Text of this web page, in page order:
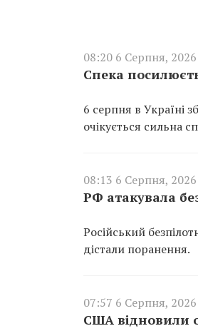
08:20 6 Серпня, 2026
Спека
6 серпня в Україні
очікується сильна
08:13 6 Серпня, 2026
РФ атакувала
Російський
дістали поранення.
07:57 6 Серпня, 2026
США відновили